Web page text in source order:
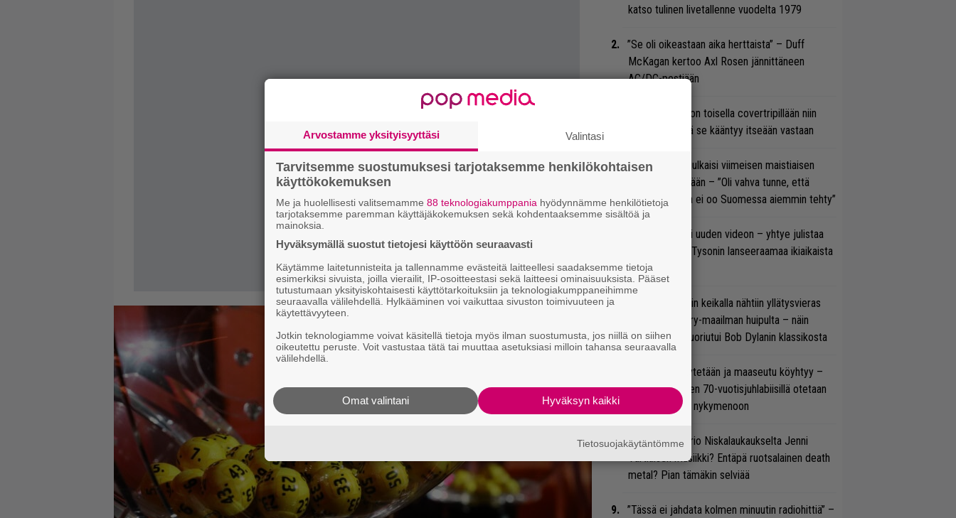
katso tulinen livetallenne vuodelta 1979
”Se oli oikeastaan aika herttaista” – Duff
McKagan kertoo Axl Rosen jännittäneen
AC/DC-pestiään
Arvio: Saimaa on toisella covertripillään niin
suvereeni, että se kääntyy itseään vastaan
Marko Annala julkaisi viimeisen maistiaisen
soolodebyytiltään – ”Oli vahva tunne, että
tällaista musaa ei oo Suomessa aiemmin tehty”
Anthrax julkaisi uuden videon – yhtye julistaa
biisillään Mike Tysonin lanseeraamaa ikiaikaista
viisautta
Guns N’ Rosesin keikalla nähtiin yllätysvieras
suoraan country-maailman huipulta – näin
kokoonpano suoriutui Bob Dylanin klassikosta
Työläisiä kyykytetään ja maaseutu köyhtyy –
Tumppi Varosen 70-vuotisjuhlabiisillä otetaan
tiukasti kantaa nykymenoon
Miten taipuu Trio Niskalaukaukselta Jenni
Vartiaisen musiikki? Entäpä ruotsalainen death
metal? Pian tämäkin selviää
”Tässä ei jahdata kolmen minuutin radiohittiä” –
Arvostamme yksityisyyttäsi Valintasi
Tarvitsemme suostumuksesi tarjotaksemme henkilökohtaisen
käyttökokemuksen
Me ja huolellisesti valitsemamme 88 teknologiakumppania hyödynnämme henkilötietoja
tarjotaksemme paremman käyttäjäkokemuksen sekä kohdentaaksemme sisältöä ja
mainoksia.
Hyväksymällä suostut tietojesi käyttöön seuraavasti
Käytämme laitetunnisteita ja tallennamme evästeitä laitteellesi saadaksemme tietoja
esimerkiksi sivuista, joilla vierailit, IP-osoitteestasi sekä laitteesi ominaisuuksista. Pääset
tutustumaan yksityiskohtaisesti käyttötarkoituksiin ja teknologiakumppaneihimme
seuraavalla välilehdellä. Hylkääminen voi vaikuttaa sivuston toimivuuteen ja
käytettävyyteen.
Jotkin teknologiamme voivat käsitellä tietoja myös ilman suostumusta, jos niillä on siihen
oikeutettu peruste. Voit vastustaa tätä tai muuttaa asetuksiasi milloin tahansa seuraavalla
välilehdellä.
Hyväksyn kaikki
Omat valintani
Tietosuojakäytäntömme